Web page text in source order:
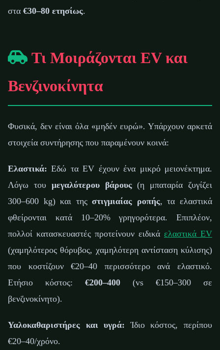
στα €30–80 ετησίως.
Τι Μοιράζονται EV και
Βενζινοκίνητα
Φυσικά, δεν είναι όλα «μηδέν ευρώ». Υπάρχουν αρκετά
στοιχεία συντήρησης που παραμένουν κοινά:
Ελαστικά: Εδώ τα EV έχουν ένα μικρό μειονέκτημα.
Λόγω του μεγαλύτερου βάρους(η μπαταρία ζυγίζει
300–600 kg) και τηςστιγμιαίας ροπής, τα ελαστικά
φθείρονται κατά 10–20% γρηγορότερα. Επιπλέον,
πολλοί κατασκευαστές προτείνουν ειδικά ελαστικά EV
(χαμηλότερος θόρυβος, χαμηλότερη αντίσταση κύλισης)
που κοστίζουν €20–40 περισσότερο ανά ελαστικό.
Ετήσιο κόστος: €200–400 (vs €150–300 σε
βενζινοκίνητο).
Υαλοκαθαριστήρες και υγρά: Ίδιο κόστος, περίπου
€20–40/χρόνο.